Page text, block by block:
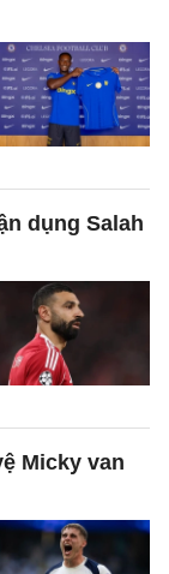
dụng Salah
Micky van